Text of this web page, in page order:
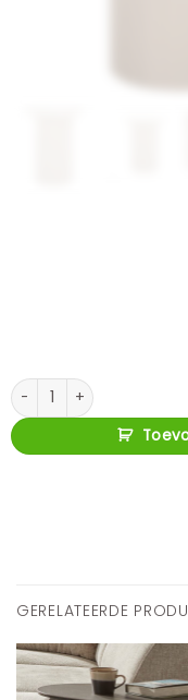
Bijzettafel Coronel beige
GERELATEERDE